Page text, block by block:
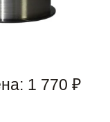
1 770 ₽